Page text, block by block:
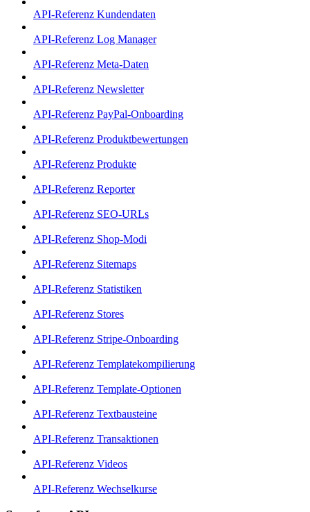
API-Referenz Kundendaten
API-Referenz Log Manager
API-Referenz Meta-Daten
API-Referenz Newsletter
API-Referenz PayPal-Onboarding
API-Referenz Produktbewertungen
API-Referenz Produkte
API-Referenz Reporter
API-Referenz SEO-URLs
API-Referenz Shop-Modi
API-Referenz Sitemaps
API-Referenz Statistiken
API-Referenz Stores
API-Referenz Stripe-Onboarding
API-Referenz Templatekompilierung
API-Referenz Template-Optionen
API-Referenz Textbausteine
API-Referenz Transaktionen
API-Referenz Videos
API-Referenz Wechselkurse